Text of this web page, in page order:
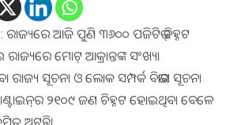
ରାଜ୍ୟରେ ଆଜି ପୁଣି ୩୬୦୦ ପଜିଟିଭ୍‌ ଚିହ୍ନଟ
ମୋଟ୍‌ ଆକ୍ରାନ୍ତଙ୍କ ସଂଖ୍ୟା
ରାଜ୍ୟ ସୂଚନା ଓ ଲୋକ ସମ୍ପର୍କ ବିଭାଗ ସୂଚନା
୨୧୦୯ ଜଣ ଚିହ୍ନଟ ହୋଇଥିବା ବେଳେ